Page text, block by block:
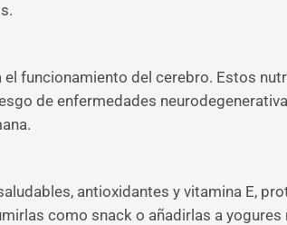
funcionamiento del cerebro. Estos
de enfermedades
antioxidantes y vitamina E,
como snack o añadirlas a yogures